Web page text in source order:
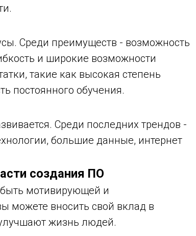
Среди преимуществ - возможность
и широкие возможности
такие как высокая степень
постоянного обучения.
Среди последних трендов -
большие данные, интернет
создания ПО
мотивирующей и
можете вносить свой вклад в
жизнь людей.